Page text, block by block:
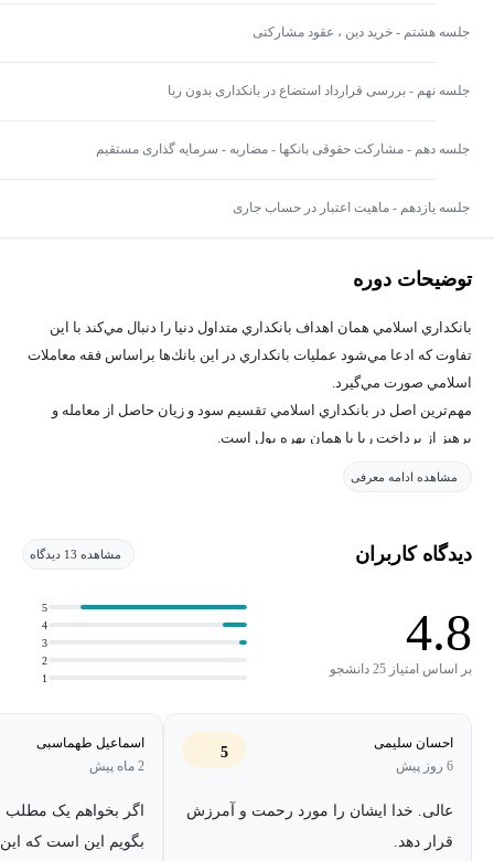
جلسه هشتم - خرید دین ، عقود مشارکتی
جلسه نهم - بررسی قرارداد استضاع در بانکداری بدون ربا
جلسه دهم - مشارکت حقوقی بانکها - مضاربه - سرمایه گذاری مستقیم
جلسه یازدهم - ماهیت اعتبار در حساب جاری
توضیحات دوره
بانكداري اسلامي همان اهداف بانكداري متداول دنيا را دنبال مي‌كند با اين
تفاوت كه ادعا مي‌شود عمليات بانكداري در اين بانك‌ها براساس فقه معاملات
اسلامي صورت مي‌گيرد.
مهم‌ترين اصل در بانكداري اسلامي تقسيم سود و زيان حاصل از معامله و
پرهيز از پرداخت ربا يا همان بهره پول است.
مشاهده ادامه معرفی
دیدگاه کاربران مشاهده 13 دیدگاه
4.8
بر اساس امتیاز 25 دانشجو
1
2
3
4
5
احسان سلیمی
6 روز پیش
5
عالی. خدا ایشان را مورد رحمت و آمرزش
قرار دهد.
اسماعیل طهماسبی
2 ماه پیش
اگر بخواهم یک مطلب
بگویم این است که